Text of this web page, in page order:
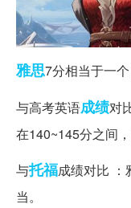
雅思7分相当于一
与高考英语成绩对
在140~145分之间
与托福成绩对比 ：
当。